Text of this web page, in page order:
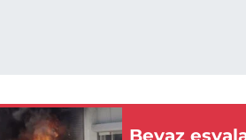
Beyaz